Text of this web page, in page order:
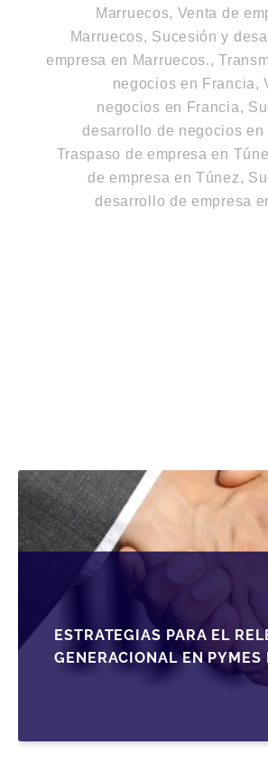
Marruecos, Venta de
Marruecos, Sucesión y
empresa en Marruecos.,
negocios en Francia,
negocios en Francia,
desarrollo de negocios en
Traspaso de empresa en
de empresa en Túnez,
desarrollo de empresa
ESTRATEGIAS PARA EL
GENERACIONAL EN PYMES
LA LEY DE SOCIEDADES DE